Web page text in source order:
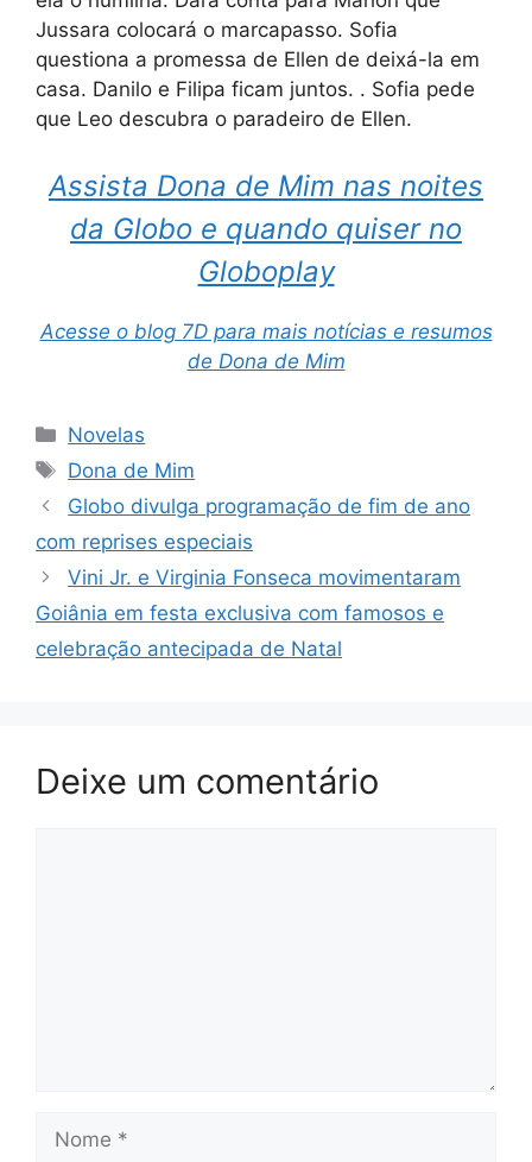
Jussara colocará o marcapasso. Sofia
questiona a promessa de Ellen de deixá-la em
casa. Danilo e Filipa ficam juntos. . Sofia pede
que Leo descubra o paradeiro de Ellen.
Assista Dona de Mim nas noites
da Globo e quando quiser no
Globoplay
Acesse o blog 7D para mais notícias e resumos
de Dona de Mim
Categorias
Novelas
Tags
Dona de Mim
Globo divulga programação de fim de ano
com reprises especiais
Vini Jr. e Virginia Fonseca movimentaram
Goiânia em festa exclusiva com famosos e
celebração antecipada de Natal
Deixe um comentário